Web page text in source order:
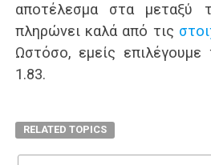
αποτέλεσμα στα μεταξύ
πληρώνει καλά από τις
Ωστόσο, εμείς
1.83.
RELATED TOPICS